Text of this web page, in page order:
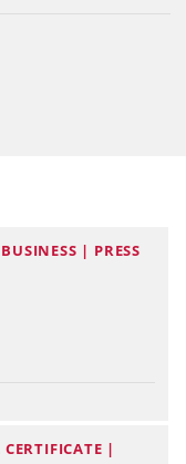
| PRESS
|